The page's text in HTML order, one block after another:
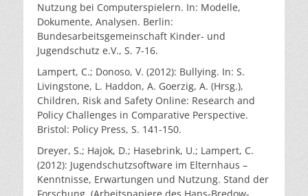
Nutzung bei Computerspielern. In: Modelle,
Dokumente, Analysen. Berlin:
Bundesarbeitsgemeinschaft Kinder- und
Jugendschutz e.V., S. 7-16.
Lampert, C.; Donoso, V. (2012): Bullying. In: S.
Livingstone, L. Haddon, A. Goerzig, A. (Hrsg.),
Children, Risk and Safety Online: Research and
Policy Challenges in Comparative Perspective.
Bristol: Policy Press, S. 141-150.
Dreyer, S.; Hajok, D.; Hasebrink, U.; Lampert, C.
(2012): Jugendschutzsoftware im Elternhaus –
Kenntnisse, Erwartungen und Nutzung. Stand der